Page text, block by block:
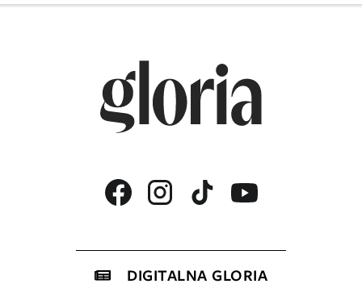
DIGITALNA GLORIA